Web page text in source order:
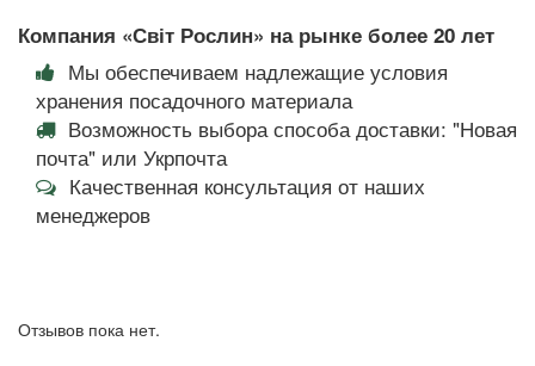
Компания «Світ Рослин» на рынке более 20 лет
Мы обеспечиваем надлежащие условия
хранения посадочного материала
Возможность выбора способа доставки: "Новая
почта" или Укрпочта
Качественная консультация от наших
менеджеров
Отзывов пока нет.